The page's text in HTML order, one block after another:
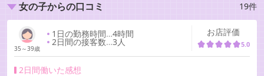
女の子からの口コミ 19件
35～39歳
1日の勤務時間…4時間
2日間の接客数…3人
お店評価
5.0
2日間働いた感想